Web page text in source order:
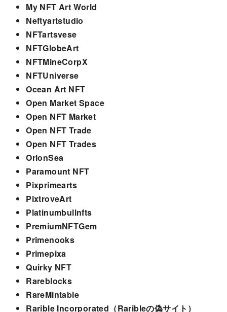
My NFT Art World
Neftyartstudio
NFTartsvese
NFTGlobeArt
NFTMineCorpX
NFTUniverse
Ocean Art NFT
Open Market Space
Open NFT Market
Open NFT Trade
Open NFT Trades
OrionSea
Paramount NFT
Pixprimearts
PixtroveArt
Platinumbullnfts
PremiumNFTGem
Primenooks
Primepixa
Quirky NFT
Rareblocks
RareMintable
Rarible Incorporated（Raribleの偽サイト）